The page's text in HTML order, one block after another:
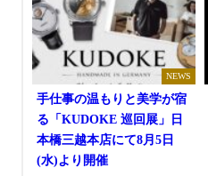
NEWS
手仕事の温もりと美学が宿
る「KUDOKE 巡回展」日
本橋三越本店にて8月5日
(水)より開催